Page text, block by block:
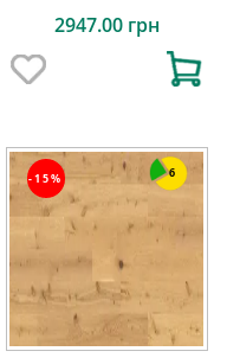
2947.00 грн
-15% 6